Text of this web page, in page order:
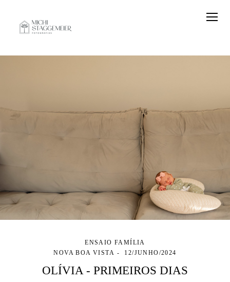
ENSAIO FAMÍLIA
NOVA BOA VISTA
12/JUNHO/2024
OLÍVIA - PRIMEIROS DIAS